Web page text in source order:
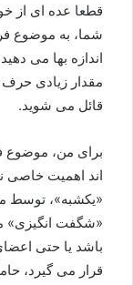
قطعا عده ای از
شما، به موضوع
اندازه بها می
مقدار زیادی
قائل می شوید.
برای من، موضوع
اند اهمیت خاصی
«یکشبه»، توسط
«شگفت انگیزی»
باشد یا حتی
قرار می گیرد،